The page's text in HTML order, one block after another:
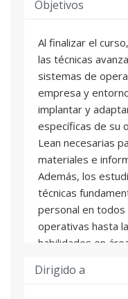
Objetivos
Al finalizar el
las técnicas
sistemas de
empresa y
implantar y
específicas de su
Lean necesarias
materiales e
Además, los
técnicas
personal en todos
operativas hasta
habilidades en
asegurando una
Dirigido a